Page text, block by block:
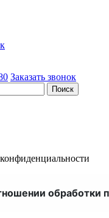
Заказать звонок
Поиск
обработки